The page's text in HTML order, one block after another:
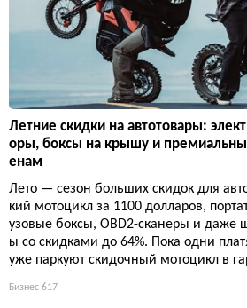
Летние скидки на автотовары:
оры, боксы на крышу и
енам
Лето — сезон больших скидок для
кий мотоцикл за 1100 долларов,
узовые боксы, OBD2-сканеры и даже
ы со скидками до 64%. Пока одни
уже паркуют скидочный мотоцикл в
Бизнес 617